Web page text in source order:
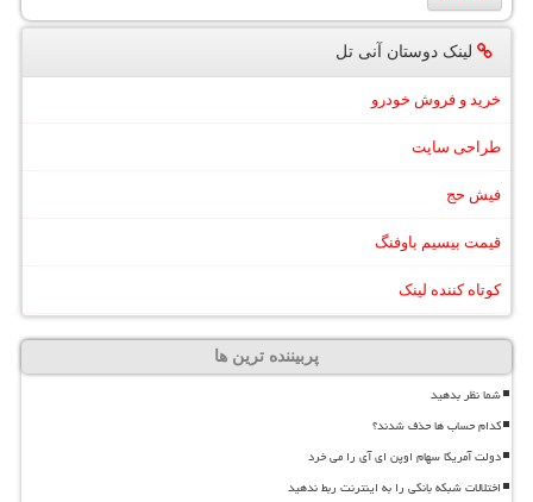
لینک دوستان آنی تل
خرید و فروش خودرو
طراحی سایت
فیش حج
قیمت بیسیم باوفنگ
کوتاه کننده لینک
پربیننده ترین ها
شما نظر بدهید
کدام حساب ها حذف شدند؟
دولت آمریکا سهام اوپن ای آی را می خرد
اختلالات شبکه بانکی را به اینترنت ربط ندهید